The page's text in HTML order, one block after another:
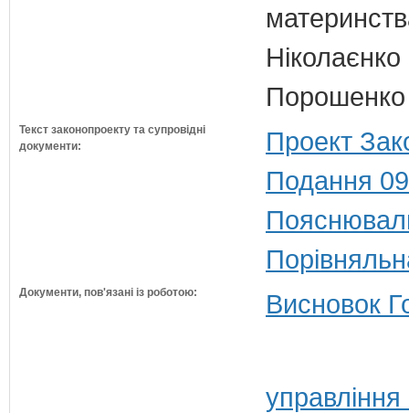
Порошенко
Текст законопроекту та супровідні
документи:
Проект
Подання
Документи, пов'язані із роботою: Висновок